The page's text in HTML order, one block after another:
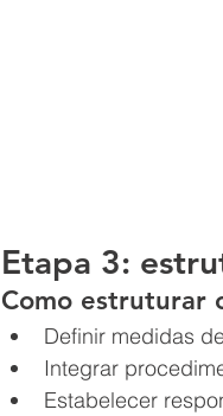
Etapa 3:
Como estruturar
Definir medidas
Integrar
Estabelecer